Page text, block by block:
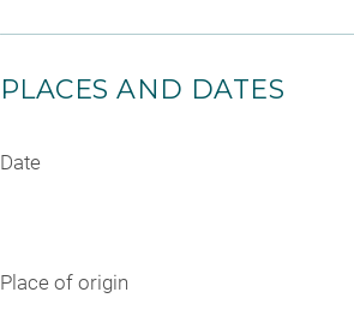
PLACES AND DATES
Date
Place of origin